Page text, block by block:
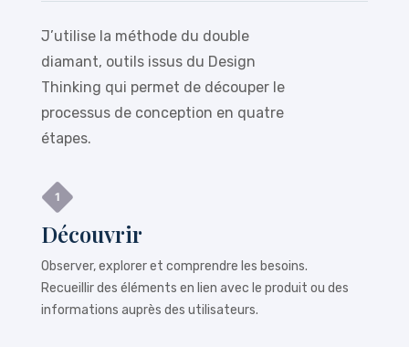
J’utilise la méthode du double
diamant, outils issus du Design
Thinking qui permet de découper le
processus de conception en quatre
étapes.
Découvrir
Observer, explorer et comprendre les besoins.
Recueillir des éléments en lien avec le produit ou des
informations auprès des utilisateurs.